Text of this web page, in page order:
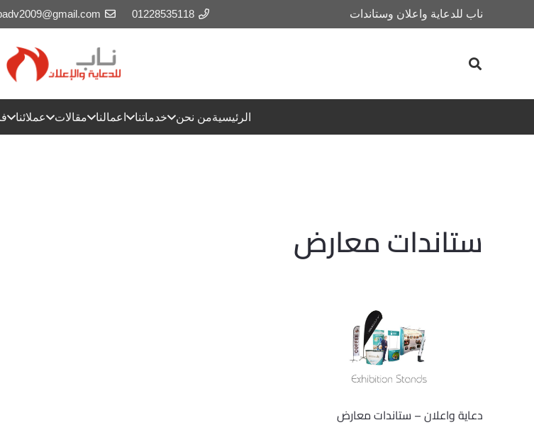
ناب للدعاية واعلان وستاندات 01228535118
الرئيسيةمن نحن خدماتنا اعمالنا مقالات عملائنا
ستاندات معارض
دعاية واعلان – ستاندات معارض